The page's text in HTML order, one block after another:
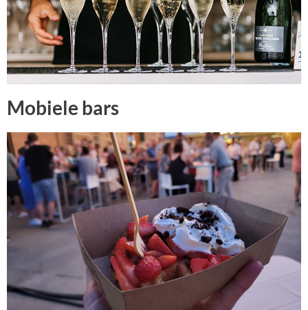
Mobiele bars